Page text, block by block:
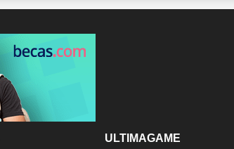
ULTIMAGAME